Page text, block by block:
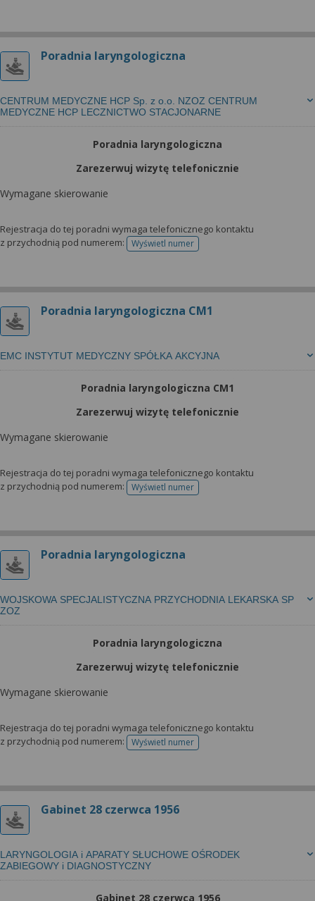
Poradnia laryngologiczna
CENTRUM MEDYCZNE HCP Sp. z o.o. NZOZ CENTRUM
MEDYCZNE HCP LECZNICTWO STACJONARNE
Poradnia laryngologiczna
Zarezerwuj wizytę telefonicznie
Wymagane skierowanie
Rejestracja do tej poradni wymaga telefonicznego kontaktu
z przychodnią pod numerem:
Wyświetl numertelefonu do rejestracji
Poradnia laryngologiczna CM1
EMC INSTYTUT MEDYCZNY SPÓŁKA AKCYJNA
Poradnia laryngologiczna CM1
Zarezerwuj wizytę telefonicznie
Wymagane skierowanie
Rejestracja do tej poradni wymaga telefonicznego kontaktu
z przychodnią pod numerem:
Wyświetl numertelefonu do rejestracji
Poradnia laryngologiczna
WOJSKOWA SPECJALISTYCZNA PRZYCHODNIA LEKARSKA SP
ZOZ
Poradnia laryngologiczna
Zarezerwuj wizytę telefonicznie
Wymagane skierowanie
Rejestracja do tej poradni wymaga telefonicznego kontaktu
z przychodnią pod numerem:
Wyświetl numertelefonu do rejestracji
Gabinet 28 czerwca 1956
LARYNGOLOGIA i APARATY SŁUCHOWE OŚRODEK
ZABIEGOWY i DIAGNOSTYCZNY
Gabinet 28 czerwca 1956